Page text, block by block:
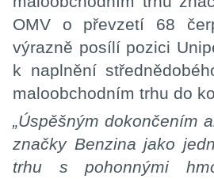
OMV o převzetí 68
výrazně posílí pozici
k naplnění
maloobchodním trhu do
„Úspěšným dokončením
značky Benzina jako
trhu s pohonnými